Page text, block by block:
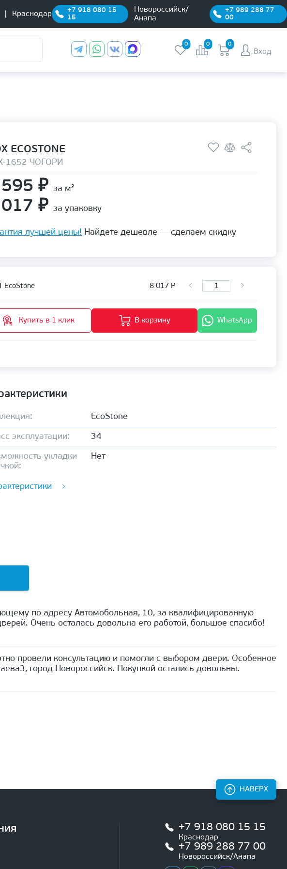
Краснодар
+7 918 080 15
15
Новороссийск/
Анапа
+7 989 288 77
00
0 0 0
Вход
ECOSTONE
1652 ЧОГОРИ
₽ за м²
₽ за упаковку
лучшей цены! Найдете дешевле — сделаем скидку
EcoStone 8 017 Р
Купить в 1 клик В корзину WhatsApp
EcoStone
эксплуатации: 34
укладки
Нет
по адресу Автомобольная, 10, за квалифицированную
Очень осталась довольна его работой, большое спасибо!
провели консультацию и помогли с выбором двери. Особенное
город Новороссийск. Покупкой остались довольны.
+7 918 080 15 15
Краснодар
+7 989 288 77 00
Новороссийск/Анапа
НАВЕРХ